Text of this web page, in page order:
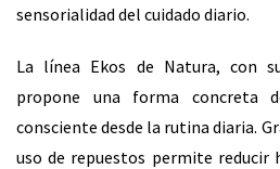
sensorialidad del cuidado diario.
La línea Ekos de Natura, con
propone una forma concreta
consciente desde la rutina diaria.
uso de repuestos permite reducir